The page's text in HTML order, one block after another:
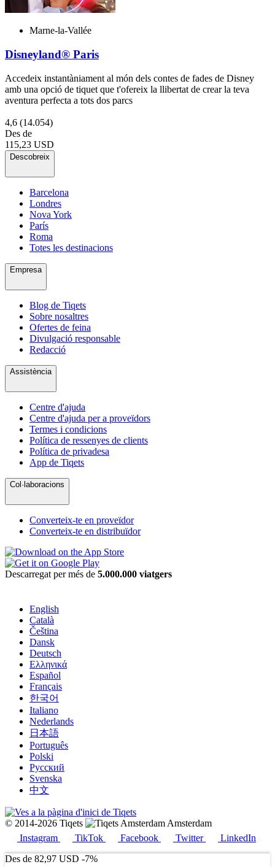
Marne-la-Vallée
Disneyland® Paris
Accedeix instantàniament al món dels contes de fades de Disney
amb una opció de tiquet que t'ofereix la llibertat de crear la teva
aventura perfecta a tots dos parcs
4,6 (14.054)
Des de
115,23 USD
Descobreix
Barcelona
Londres
Nova York
París
Roma
Totes les destinacions
Empresa
Blog de Tiqets
Sobre nosaltres
Ofertes de feina
Divulgació responsable
Redacció
Assistència
Centre d'ajuda
Centre d'ajuda per a proveïdors
Termes i condicions
Política de ressenyes de clients
Política de privadesa
App de Tiqets
Col·laboracions
Converteix-te en proveïdor
Converteix-te en distribuïdor
Descarregat per més de 5.000.000 viatgers
English
Català
Čeština
Dansk
Deutsch
Ελληνικά
Español
Français
한국어
Italiano
Nederlands
日本語
Português
Polski
Русский
Svenska
中文
© 2014-2026 Tiqets
Amsterdam
Instagram
TikTok Facebook Twitter
LinkedIn
Des de 82,97 USD -7%